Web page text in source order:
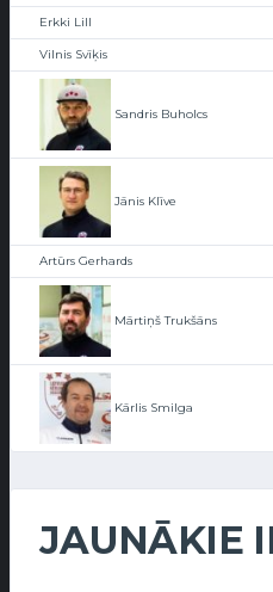
Erkki Lill
Vilnis Svīķis
Sandris Buholcs
Jānis Klīve
Artūrs Gerhards
Mārtiņš Trukšāns
Kārlis Smilga
JAUNĀKIE